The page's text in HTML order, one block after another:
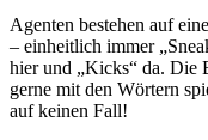
Agenten bestehen auf
– einheitlich immer
hier und „Kicks“ da. Die
gerne mit den Wörtern
auf keinen Fall!